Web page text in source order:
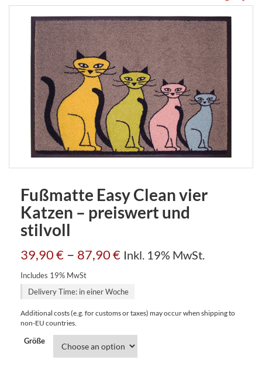
Fußmatte Easy Clean vier
Katzen – preiswert und
stilvoll
39,90€ – 87,90€ Inkl. 19% MwSt.
Includes 19% MwSt
Delivery Time: in einer Woche
Additional costs (e.g. for customs or taxes) may occur when shipping to
non-EU countries.
Größe